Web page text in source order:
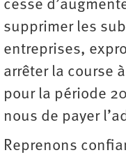
cesse
supprimer les
entreprises,
arrêter la course
pour la période
nous de payer
Reprenons